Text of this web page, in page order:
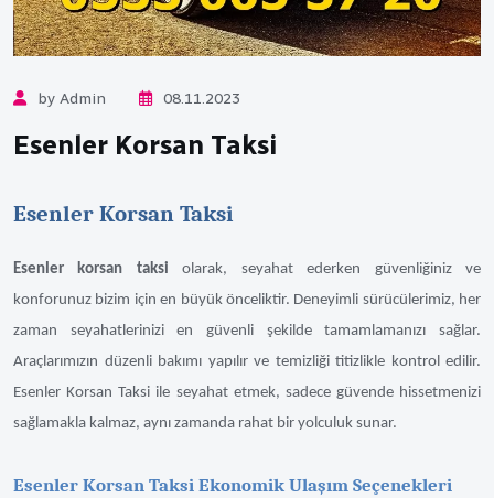
by Admin 08.11.2023
Esenler Korsan Taksi
Esenler Korsan Taksi
Esenler korsan taksi olarak, seyahat ederken güvenliğiniz ve
konforunuz bizim için en büyük önceliktir. Deneyimli sürücülerimiz, her
zaman seyahatlerinizi en güvenli şekilde tamamlamanızı sağlar.
Araçlarımızın düzenli bakımı yapılır ve temizliği titizlikle kontrol edilir.
Esenler Korsan Taksi ile seyahat etmek, sadece güvende hissetmenizi
sağlamakla kalmaz, aynı zamanda rahat bir yolculuk sunar.
Esenler Korsan Taksi Ekonomik Ulaşım Seçenekleri